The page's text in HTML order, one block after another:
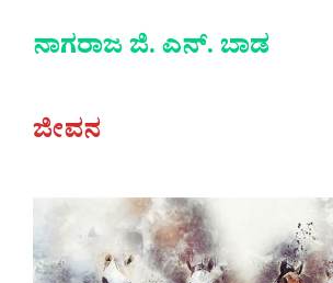
ನಾಗರಾಜ ಜಿ. ಎನ್. ಬಾಡ
ಜೀವನ